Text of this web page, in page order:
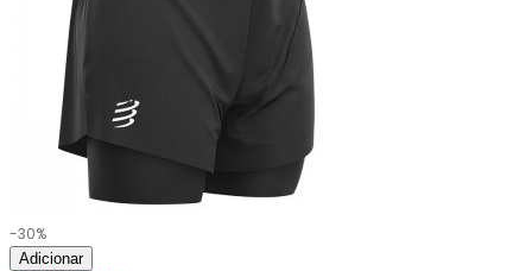
-30%
Adicionar